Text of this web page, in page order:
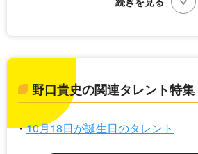
野口貴史の関連タレント特集
10月18日が誕生日のタレント